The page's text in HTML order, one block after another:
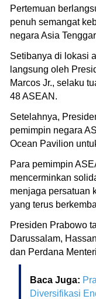
Pertemuan
penuh semangat
negara Asia
Setibanya di lokasi
langsung oleh
Marcos Jr., selaku
48 ASEAN.
Setelahnya,
pemimpin negara
Ocean Pavilion
Para pemimpin
mencerminkan
menjaga persatuan
yang terus
Presiden Prabowo
Darussalam,
dan Perdana
Baca Juga:
Diversifikasi